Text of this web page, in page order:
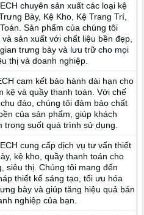
chuyên sản xuất các loại kệ
Bày, Kệ Kho, Kệ Trang Trí,
Sản phẩm của chúng tôi
sản xuất với chất liệu bền đẹp,
trưng bày và lưu trữ cho mọi
thị và doanh nghiệp.
cam kết bảo hành dài hạn cho
kệ và quầy thanh toán. Với chế
đáo, chúng tôi đảm bảo chất
của sản phẩm, giúp khách
trong suốt quá trình sử dụng.
cung cấp dịch vụ tư vấn thiết
kệ kho, quầy thanh toán cho
siêu thị. Chúng tôi mang đến
thiết kế sáng tạo, tối ưu hóa
bày và giúp tăng hiệu quả bán
nghiệp của bạn.